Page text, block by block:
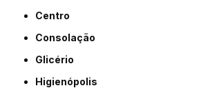
Centro
Consolação
Glicério
Higienópolis